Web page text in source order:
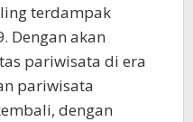
terdampak
Dengan akan
pariwisata di era
pariwisata
dengan